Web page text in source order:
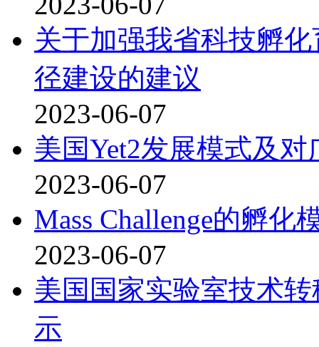
关于加强我省科技孵
径建设的建议
2023-06-07
美国Yet2发展模式及对
2023-06-07
Mass Challenge的孵化
2023-06-07
美国国家实验室技术
示